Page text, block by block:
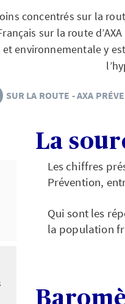
concentrés sur la
sur la route
environnementale y
SUR LA ROUTE - AXA
La
Les chiffres
Prévention,
Qui sont les
la population